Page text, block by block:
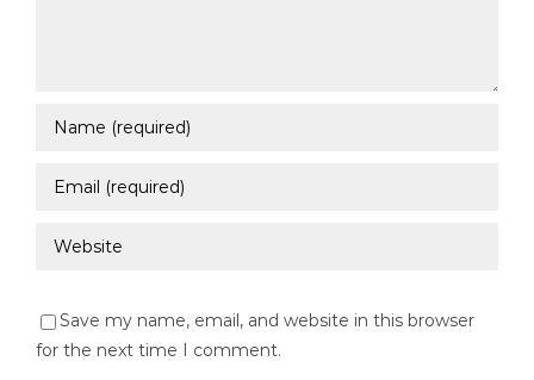
Save my name, email, and website in this browser
for the next time I comment.